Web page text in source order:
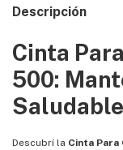
Descripción
Cinta
500:
Descubrí la Cinta Para